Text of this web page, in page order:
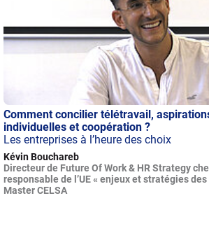
Comment concilier télétravail,
individuelles et coopération ?
Les entreprises à l’heure des choix
Kévin Bouchareb
Directeur de Future Of Work & HR Strategy
responsable de l’UE « enjeux et stratégies
Master CELSA